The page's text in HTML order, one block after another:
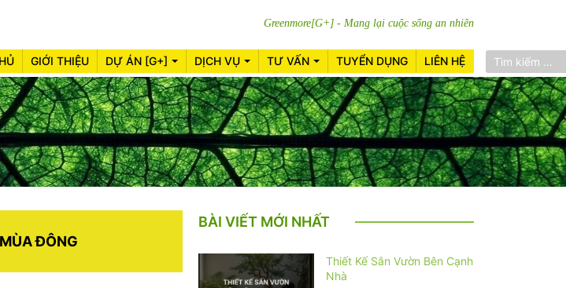
Greenmore[G+] - Mang lại cuộc sống an nhiên
GIỚI THIỆU DỰ ÁN [G+] DỊCH VỤ TƯ VẤN TUYỂN DỤNG LIÊN HỆ
ĐÔNG
BÀI VIẾT MỚI NHẤT
Thiết Kế Sân Vườn Bên Cạnh
Nhà